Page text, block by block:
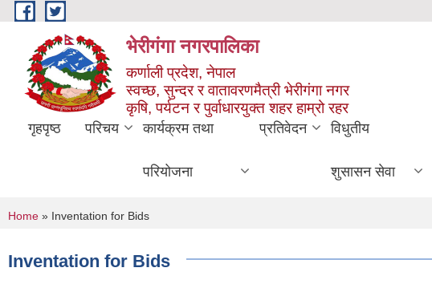
Skip to main content
भेरीगंगा नगरपालिका
कर्णाली प्रदेश, नेपाल
स्वच्छ, सुन्दर र वातावरणमैत्री भेरीगंगा नगर
कृषि, पर्यटन र पुर्वाधारयुक्त शहर हाम्रो रहर
गृहपृष्ठ परिचय कार्यक्रम तथा
परियोजना
प्रतिवेदन विधुतीय
शुसासन सेवा
You are here
Home » Inventation for Bids
Inventation for Bids